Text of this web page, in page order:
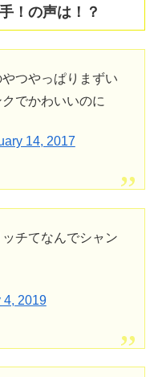
！の声は！？
つやっぱりまずい
でかわいいのに
14, 2017
チてなんでシャン
4, 2019